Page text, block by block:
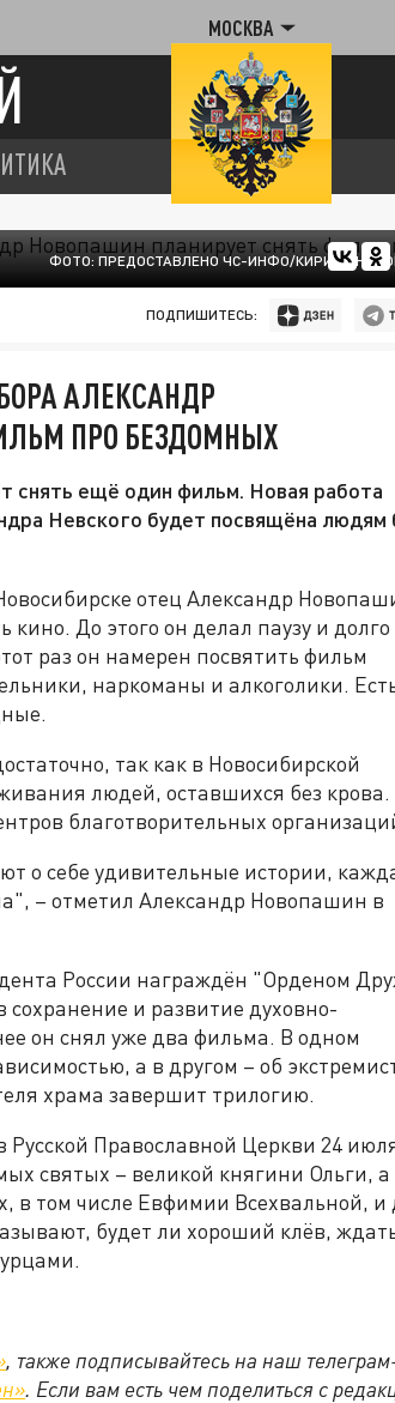
МОСКВА
ФОТО: ПРЕДОСТАВЛЕНО ЧС-ИНФО/КИРИЛЛ
ПОДПИШИТЕСЬ:
АЛЕКСАНДР
ПРО БЕЗДОМНЫХ
снять ещё один фильм. Новая работа
Невского будет посвящёна людям
отец Александр
До этого он делал паузу и долго
раз он намерен посвятить фильм
наркоманы и алкоголики.
так как в Новосибирской
людей, оставшихся без крова.
благотворительных
о себе удивительные истории,
– отметил Александр Новопашин в
России награждён "Орденом
и развитие духовно-
он снял уже два фильма. В одном
а в другом – об
храма завершит трилогию.
Русской Православной Церкви 24
святых – великой княгини Ольги, а
в том числе Евфимии Всехвальной, и
будет ли хороший клёв,
, также подписывайтесь на наш
. Если вам есть чем поделиться с